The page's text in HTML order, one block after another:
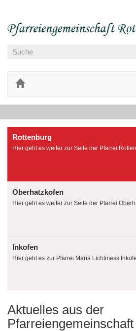
Rottenburg
Hier geht es weiter zur Seite der Pfarrei
Oberhatzkofen
Hier geht es weiter zur Seite der Pfarrei
Inkofen
Hier geht es zur Pfarrei Mariä Lichtmess
Aktuelles aus der
Pfarreiengemeinschaft